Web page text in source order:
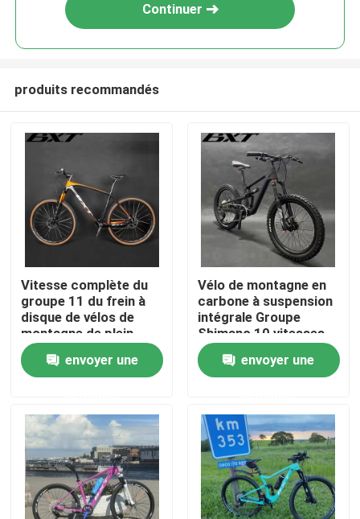
À la maison
Produits
À propos de nous
Visite de l'usine
Continuer
produits recommandés
Vitesse complète du
groupe 11 du frein à
disque de vélos de
montagne de plein
carbone 29er Shimano
envoyer une
Vélo de montagne en
carbone à suspension
intégrale Groupe
Shimano 10 vitesses
pour enfants
envoyer une